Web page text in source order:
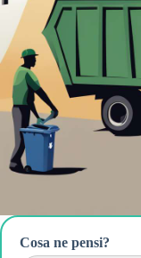
Cosa ne pensi?